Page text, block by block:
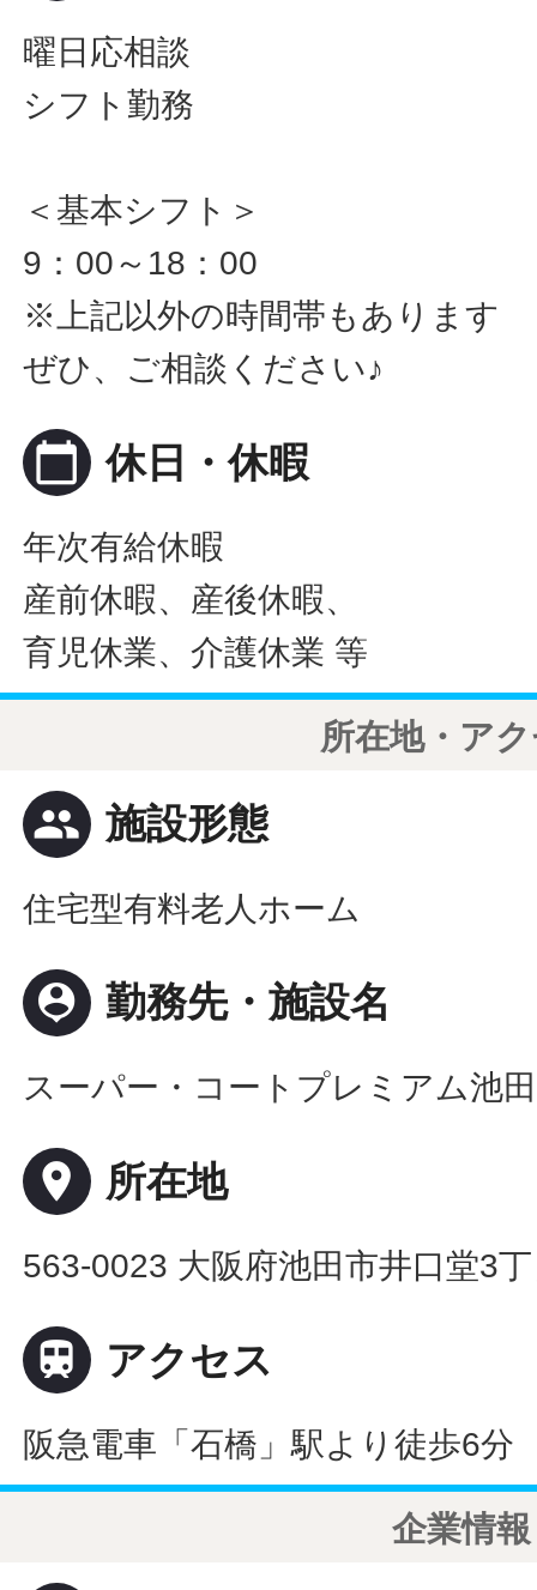
曜日応相談
シフト勤務
＜基本シフト＞
9：00～18：00
※上記以外の時間帯もあります
ぜひ、ご相談ください♪
calendar_today 休日・休暇
年次有給休暇
産前休暇、産後休暇、
育児休業、介護休業 等
所在地・ア
people 施設形態
住宅型有料老人ホーム
person_pin 勤務先・施設名
スーパー・コートプレミアム池田
place 所在地
563-0023 大阪府池田市井口堂3
 アクセス
阪急電車「石橋」駅より徒歩6分
企業情報